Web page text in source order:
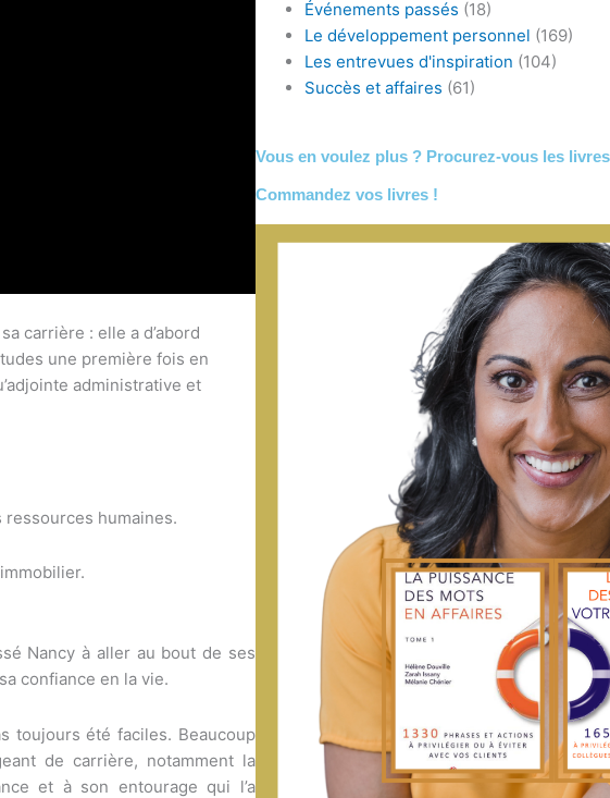
carrière : elle a d’abord
une première fois en
administrative et
humaines.
Nancy à aller au bout de ses
confiance en la vie.
toujours été faciles. Beaucoup
de carrière, notamment la
et à son entourage qui l’a
Événements passés (18)
Le développement personnel (169)
Les entrevues d'inspiration (104)
Succès et affaires (61)
Vous en voulez plus ? Procurez-vous les
Commandez vos livres !